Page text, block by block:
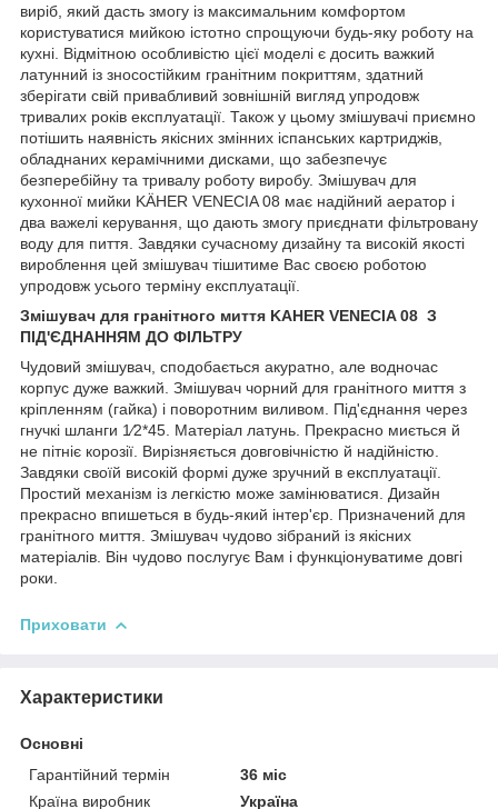
виріб, який дасть змогу із максимальним комфортом
користуватися мийкою істотно спрощуючи будь-яку роботу на
кухні. Відмітною особливістю цієї моделі є досить важкий
латунний із зносостійким гранітним покриттям, здатний
зберігати свій привабливий зовнішній вигляд упродовж
тривалих років експлуатації. Також у цьому змішувачі приємно
потішить наявність якісних змінних іспанських картриджів,
обладнаних керамічними дисками, що забезпечує
безперебійну та тривалу роботу виробу. Змішувач для
кухонної мийки KÄHER VENECIA 08 має надійний аератор і
два важелі керування, що дають змогу приєднати фільтровану
воду для пиття. Завдяки сучасному дизайну та високій якості
вироблення цей змішувач тішитиме Вас своєю роботою
упродовж усього терміну експлуатації.
Змішувач для гранітного миття KAHER VENECIA 08 З
ПІД'ЄДНАННЯМ ДО ФІЛЬТРУ
Чудовий змішувач, сподобається акуратно, але водночас
корпус дуже важкий. Змішувач чорний для гранітного миття з
кріпленням (гайка) і поворотним виливом. Під'єднання через
гнучкі шланги 1⁄2*45. Матеріал латунь. Прекрасно миється й
не пітніє корозії. Вирізняється довговічністю й надійністю.
Завдяки своїй високій формі дуже зручний в експлуатації.
Простий механізм із легкістю може замінюватися. Дизайн
прекрасно впишеться в будь-який інтер'єр. Призначений для
гранітного миття. Змішувач чудово зібраний із якісних
матеріалів. Він чудово послугує Вам і функціонуватиме довгі
роки.
Приховати
Характеристики
Основні
Гарантійний термін
36 міс
Країна виробник
Україна